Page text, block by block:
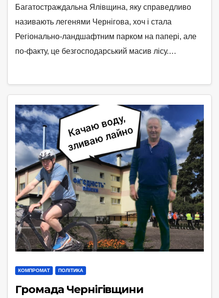
Багатостраждальна Ялівщина, яку справедливо
називають легенями Чернігова, хоч і стала
Регіонально-ландшафтним парком на папері, але
по-факту, це безгосподарський масив лісу.…
КОМПРОМАТ ПОЛІТИКА
Громада Чернігівщини